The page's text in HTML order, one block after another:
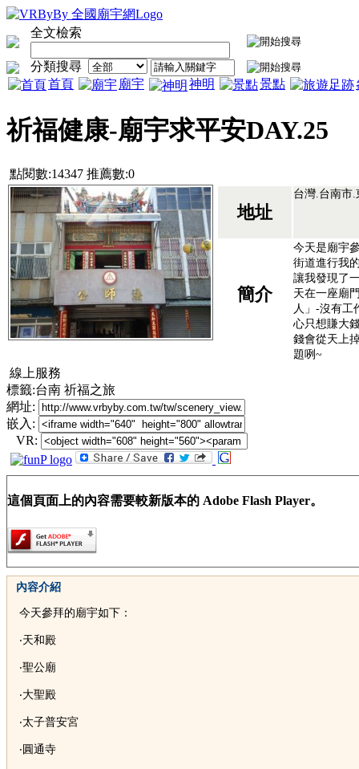
全文檢索
分類搜尋
首頁
廟宇 神明 景點
祈福健康-廟宇求平安DAY.25
點閱數:14347 推薦數:0
地址
台灣.台南市.
簡介
今天是廟宇
街道進行我
讓我發現了
天在一座廟
人」-沒有工
心只想賺大
錢會從天上
題咧~
線上服務
標籤:台南 祈福之旅
網址:
嵌入:
VR:
這個頁面上的內容需要較新版本的 Adobe Flash Player。
內容介紹
今天參拜的廟宇如下：
‧天和殿
‧聖公廟
‧大聖殿
‧太子普安宮
‧圓通寺